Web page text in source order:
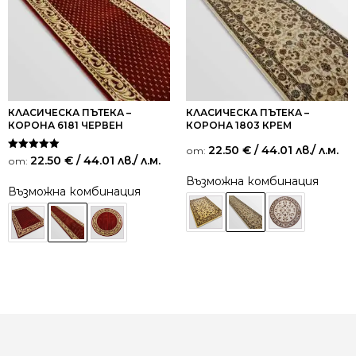
КЛАСИЧЕСКА ПЪТЕКА –
КОРОНА 6181 ЧЕРВЕН
Оценено на
5.00
от: 22.50 € / 44.01 лв./ л.м.
Възможна комбинация
КЛАСИЧЕСКА ПЪТЕКА –
КОРОНА 1803 КРЕМ
от: 22.50 € / 44.01 лв./ л.м.
Възможна комбинация